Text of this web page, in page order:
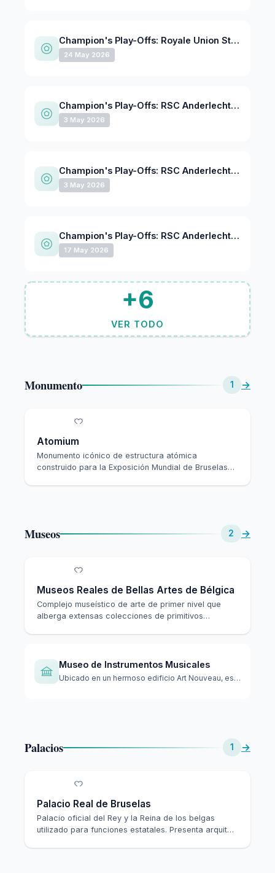
Champion's Play-Offs: Royale Union St-Gilloise - RSC Anderlecht @ Stade Joseph Marien - 24 de mayo de 2026
24 May 2026
Champion's Play-Offs: RSC Anderlecht - Club Brugge @ Lotto Park - 3 de mayo de 2026
3 May 2026
Champion's Play-Offs: RSC Anderlecht - Club Brugge @ Lotto Park - 3 de mayo de 2026
3 May 2026
Champion's Play-Offs: RSC Anderlecht - KV Mechelen @ Lotto Park - 17 de mayo de 2026
17 May 2026
+6
VER TODO
Monumento 1 →
Atomium
Monumento icónico de estructura atómica
construido para la Exposición Mundial de Bruselas
Museos 2 →
Museos Reales de Bellas Artes de Bélgica
Complejo museístico de arte de primer nivel que
alberga extensas colecciones de primitivos
Museo de Instrumentos Musicales
Ubicado en un hermoso edificio Art Nouveau, este museo de re…
Palacios 1 →
Palacio Real de Bruselas
Palacio oficial del Rey y la Reina de los belgas
utilizado para funciones estatales. Presenta arquit…